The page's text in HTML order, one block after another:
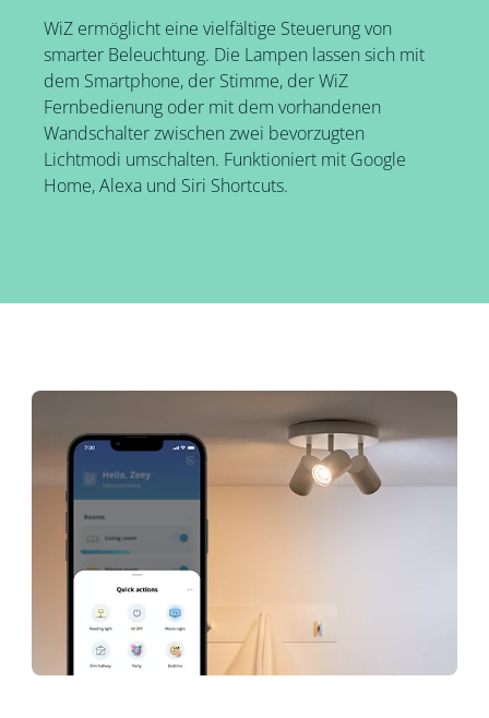
WiZ ermöglicht eine vielfältige Steuerung von
smarter Beleuchtung. Die Lampen lassen sich mit
dem Smartphone, der Stimme, der WiZ
Fernbedienung oder mit dem vorhandenen
Wandschalter zwischen zwei bevorzugten
Lichtmodi umschalten. Funktioniert mit Google
Home, Alexa und Siri Shortcuts.